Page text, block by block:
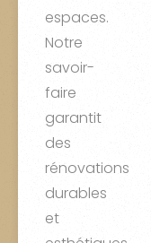
espaces.
Notre
savoir-
faire
garantit
des
rénovations
durables
et